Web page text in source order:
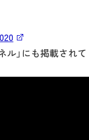
ル」にも掲載されて